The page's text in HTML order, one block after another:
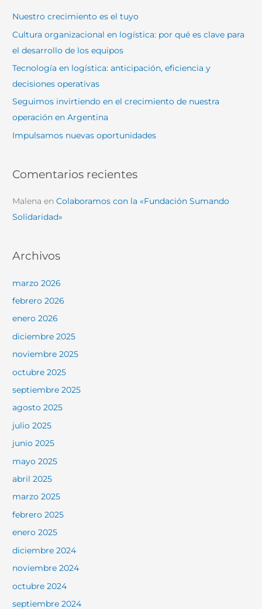
r
:
Nuestro crecimiento es el tuyo
Cultura organizacional en logística: por qué es clave para
el desarrollo de los equipos
Tecnología en logística: anticipación, eficiencia y
decisiones operativas
Seguimos invirtiendo en el crecimiento de nuestra
operación en Argentina
Impulsamos nuevas oportunidades
Comentarios recientes
Malena enColaboramos con la «Fundación Sumando
Solidaridad»
Archivos
marzo 2026
febrero 2026
enero 2026
diciembre 2025
noviembre 2025
octubre 2025
septiembre 2025
agosto 2025
julio 2025
junio 2025
mayo 2025
abril 2025
marzo 2025
febrero 2025
enero 2025
diciembre 2024
noviembre 2024
octubre 2024
septiembre 2024